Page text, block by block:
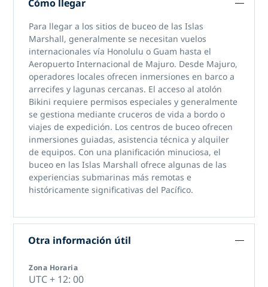
Cómo llegar
Para llegar a los sitios de buceo de las Islas
Marshall, generalmente se necesitan vuelos
internacionales vía Honolulu o Guam hasta el
Aeropuerto Internacional de Majuro. Desde Majuro,
operadores locales ofrecen inmersiones en barco a
arrecifes y lagunas cercanas. El acceso al atolón
Bikini requiere permisos especiales y generalmente
se gestiona mediante cruceros de vida a bordo o
viajes de expedición. Los centros de buceo ofrecen
inmersiones guiadas, asistencia técnica y alquiler
de equipos. Con una planificación minuciosa,el
buceo en las Islas Marshall ofrece algunas de las
experiencias submarinas más remotas e
históricamente significativas del Pacífico.
Otra información útil
Zona Horaria
UTC + 12: 00